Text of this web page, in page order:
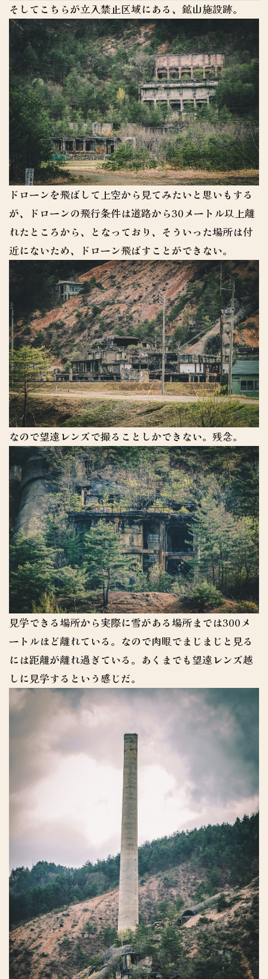
そしてこちらが立入禁止区域にある、鉱山施設跡。
ドローンを飛ばして上空から見てみたいと思いもする
が、ドローンの飛行条件は道路から30メートル以上離
れたところから、となっており、そういった場所は付
近にないため、ドローン飛ばすことができない。
なので望遠レンズで撮ることしかできない。残念。
見学できる場所から実際に雪がある場所までは300メ
ートルほど離れている。なので肉眼でまじまじと見る
には距離が離れ過ぎている。あくまでも望遠レンズ越
しに見学するという感じだ。